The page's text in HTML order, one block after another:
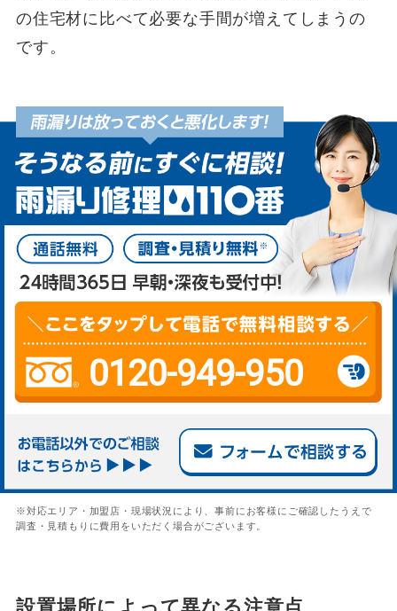
の住宅材に比べて必要な手間が増えてしまうの
です。
0120-949-950
※対応エリア・加盟店・現場状況により、事前にお客様にご確認したうえで
調査・見積もりに費用をいただく場合がございます。